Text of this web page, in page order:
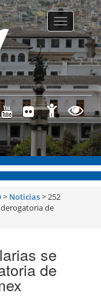
Toggle
> Noticias>252
de
se
de